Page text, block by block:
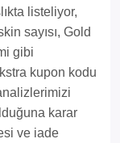
listeliyor,
sayısı, Gold
gibi
kupon kodu
karar
ve iade